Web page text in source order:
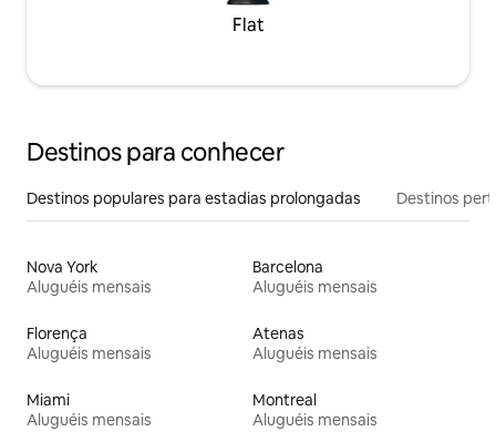
Flat
Destinos para conhecer
Destinos populares para estadias prolongadas Destinos
Nova York
Aluguéis mensais
Barcelona
Aluguéis mensais
Florença
Aluguéis mensais
Atenas
Aluguéis mensais
Miami
Aluguéis mensais
Montreal
Aluguéis mensais